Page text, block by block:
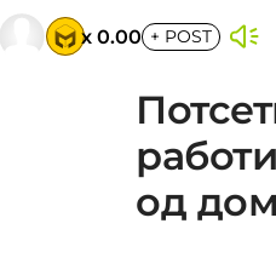
x 0.00 + POST
од